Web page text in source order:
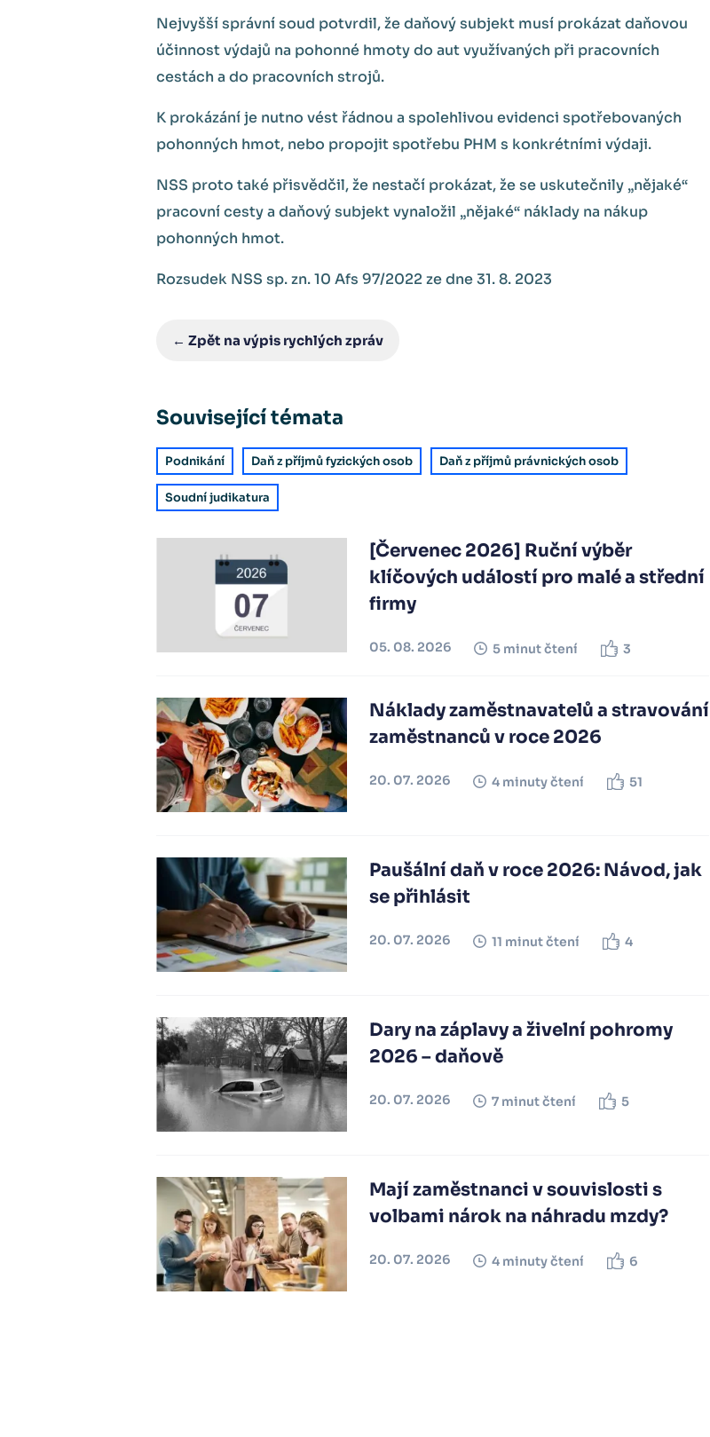
Nejvyšší správní soud potvrdil, že daňový subjekt musí prokázat daňovou
účinnost výdajů na pohonné hmoty do aut využívaných při pracovních
cestách a do pracovních strojů.
K prokázání je nutno vést řádnou a spolehlivou evidenci spotřebovaných
pohonných hmot, nebo propojit spotřebu PHM s konkrétními výdaji.
NSS proto také přisvědčil, že nestačí prokázat, že se uskutečnily „nějaké“
pracovní cesty a daňový subjekt vynaložil „nějaké“ náklady na nákup
pohonných hmot.
Rozsudek NSS sp. zn. 10 Afs 97/2022 ze dne 31. 8. 2023
← Zpět na výpis rychlých zpráv
Související témata
Podnikání Daň z příjmů fyzických osob Daň z příjmů právnických osob
Soudní judikatura
[Červenec 2026] Ruční výběr
klíčových událostí pro malé a střední
firmy
05. 08. 2026 5 minut čtení 3
Náklady zaměstnavatelů a stravování
zaměstnanců v roce 2026
20. 07. 2026 4 minuty čtení 51
Paušální daň v roce 2026: Návod, jak
se přihlásit
20. 07. 2026 11 minut čtení 4
Dary na záplavy a živelní pohromy
2026 – daňově
20. 07. 2026 7 minut čtení 5
Mají zaměstnanci v souvislosti s
volbami nárok na náhradu mzdy?
20. 07. 2026 4 minuty čtení 6